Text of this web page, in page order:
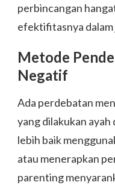
perbincangan
efektifitasnya dalam
Metode
Negatif
Ada perdebatan
yang dilakukan
lebih baik
atau menerapkan
parenting